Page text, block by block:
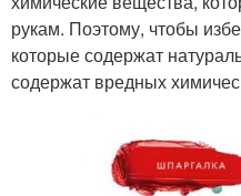
рукам. Поэтому, чтобы
которые содержат
содержат вредных